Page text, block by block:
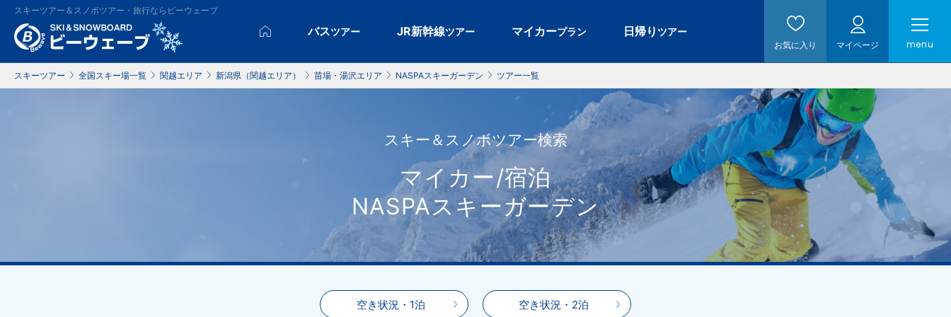
スキーツアー＆スノボツアー・旅行ならビーウェーブ
バスツアー JR新幹線ツアー マイカープラン 日帰り ツアー
お気に入り マイページ menu
スキーツアー 全国スキー場一覧 関越エリア 新潟県（関越エリア） 苗場・湯沢エリア NASPAスキーガーデン ツアー一覧
スキー＆スノボツアー検索
マイカー/宿泊
NASPAスキーガーデン
空き状況・1泊 空き状況・2泊